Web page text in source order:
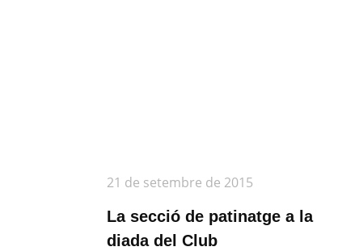
21 de setembre de 2015
La secció de patinatge a la
diada del Club